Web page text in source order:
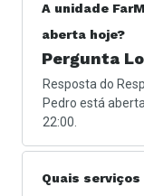
A unidade
aberta hoje?
Pergunta
Resposta do
Pedro está
22:00.
Quais